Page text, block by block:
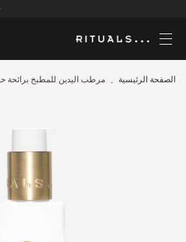
الصفحة الرئيسية مرطب اليدين للمطبخ برائحة